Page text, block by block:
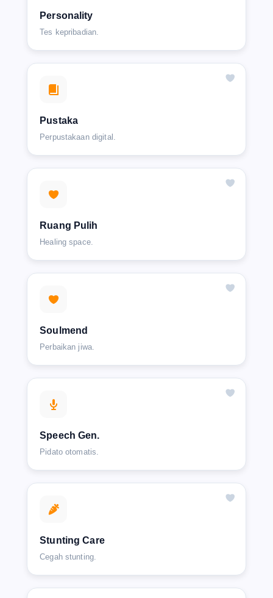
Personality
Tes kepribadian.
Pustaka
Perpustakaan digital.
Ruang Pulih
Healing space.
Soulmend
Perbaikan jiwa.
Speech Gen.
Pidato otomatis.
Stunting Care
Cegah stunting.